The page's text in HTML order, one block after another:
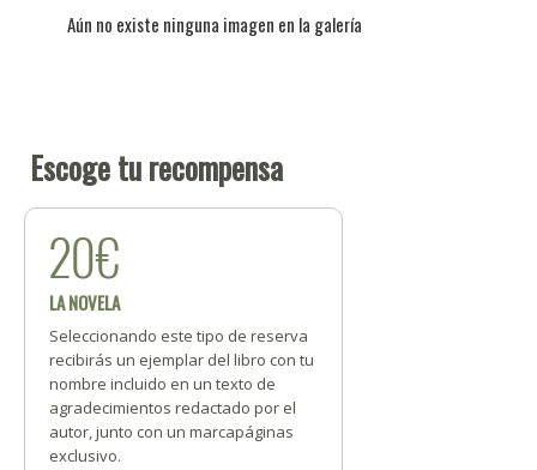
Aún no existe ninguna imagen en la galería
Escoge tu recompensa
20€
LA NOVELA
Seleccionando este tipo de reserva
recibirás un ejemplar del libro con tu
nombre incluido en un texto de
agradecimientos redactado por el
autor, junto con un marcapáginas
exclusivo.